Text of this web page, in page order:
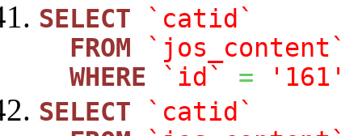
SELECT
`catid`
FROM
`jos_content`
WHERE
`id` =
'161'
SELECT
`catid`